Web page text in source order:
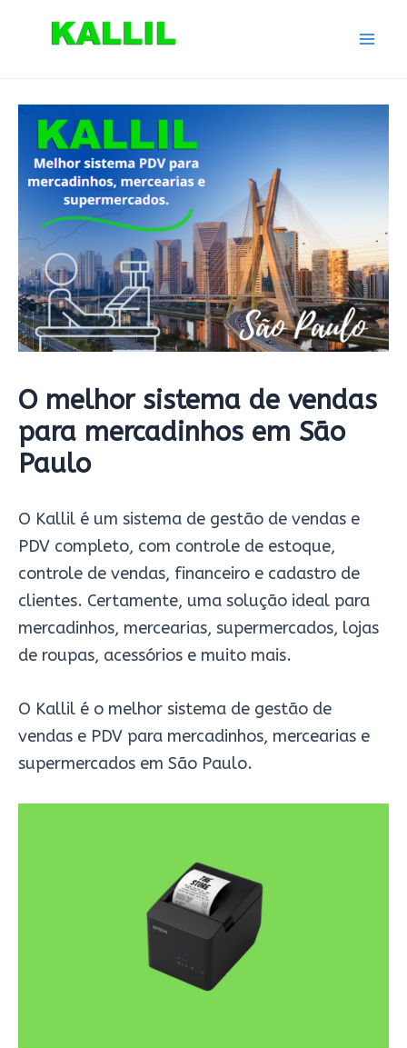
O melhor sistema de vendas
para mercadinhos em São
Paulo
O Kallil é um sistema de gestão de vendas e
PDV completo, com controle de estoque,
controle de vendas, financeiro e cadastro de
clientes. Certamente, uma solução ideal para
mercadinhos, mercearias, supermercados, lojas
de roupas, acessórios e muito mais.
O Kallil é o melhor sistema de gestão de
vendas e PDV para mercadinhos, mercearias e
supermercados em São Paulo.